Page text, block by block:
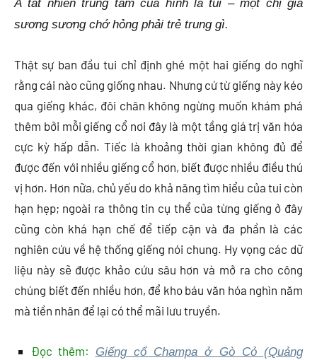
À tất nhiên trung tâm của hình là tui – một chị già
sương sương chớ hỏng phải trẻ trung gì.
Thật sự ban đầu tui chỉ định ghé một hai giếng do nghĩ
rằng cái nào cũng giống nhau. Nhưng cứ từ giếng này kéo
qua giếng khác, đôi chân không ngừng muốn khám phá
thêm bởi mỗi giếng cổ nơi đây là một tầng giá trị văn hóa
cực kỳ hấp dẫn. Tiếc là khoảng thời gian không đủ để
được đến với nhiều giếng cổ hơn, biết được nhiều điều thú
vị hơn. Hơn nữa, chủ yếu do khả năng tìm hiểu của tui còn
hạn hẹp; ngoài ra thông tin cụ thể của từng giếng ở đây
cũng còn khá hạn chế để tiếp cận và đa phần là các
nghiên cứu về hệ thống giếng nói chung. Hy vọng các dữ
liệu này sẽ được khảo cứu sâu hơn và mở ra cho công
chúng biết đến nhiều hơn, để kho báu văn hóa nghìn năm
mà tiền nhân để lại có thể mãi lưu truyền.
Đọc thêm:
Giếng cổ Champa ở Gò Cỏ (Quảng